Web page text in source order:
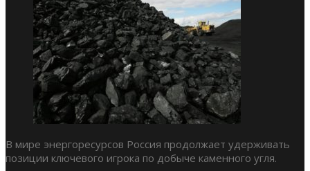
В мире энергоресурсов Россия продолжает удерживать
позиции ключевого игрока по добыче каменного угля.